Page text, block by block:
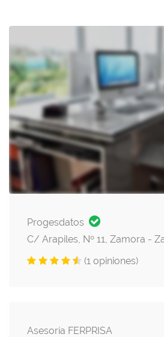
Progesdatos
C/ Arapiles, Nº 11, Zamora -
(1 opiniones)
Asesoría FERPRISA